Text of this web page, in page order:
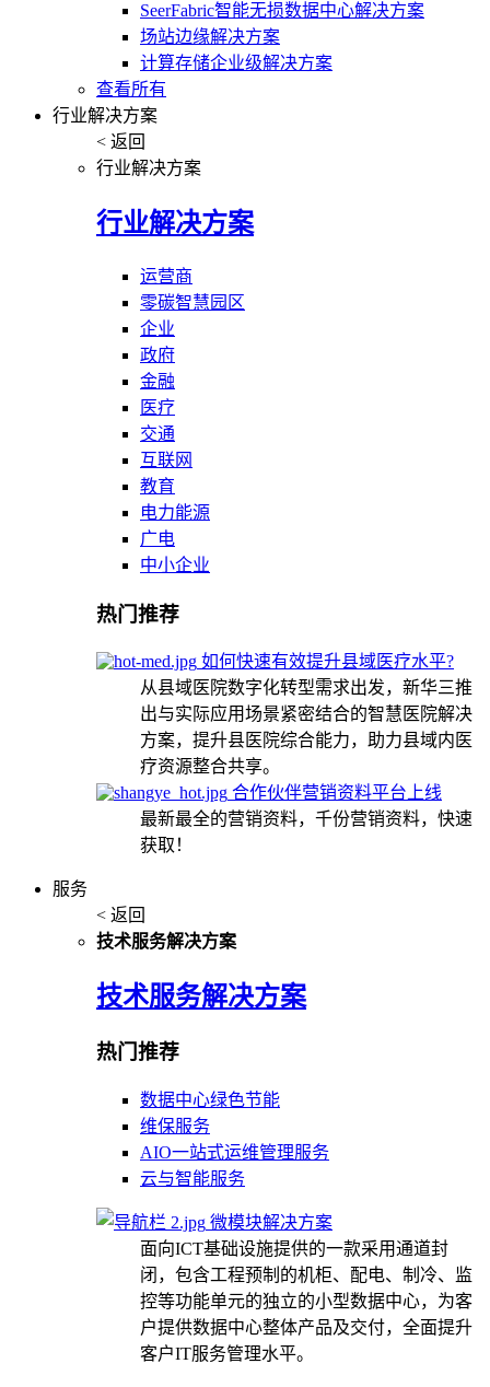
SeerFabric智能无损数据中心解决方案
场站边缘解决方案
计算存储企业级解决方案
查看所有
行业解决方案
< 返回
行业解决方案
行业解决方案
运营商
零碳智慧园区
企业
政府
金融
医疗
交通
互联网
教育
电力能源
广电
中小企业
热门推荐
如何快速有效提升县域医疗水平?
从县域医院数字化转型需求出发，新华三推
出与实际应用场景紧密结合的智慧医院解决
方案，提升县医院综合能力，助力县域内医
疗资源整合共享。
合作伙伴营销资料平台上线
最新最全的营销资料，千份营销资料，快速
获取！
服务
< 返回
技术服务解决方案
技术服务解决方案
热门推荐
数据中心绿色节能
维保服务
AIO一站式运维管理服务
云与智能服务
微模块解决方案
面向ICT基础设施提供的一款采用通道封
闭，包含工程预制的机柜、配电、制冷、监
控等功能单元的独立的小型数据中心，为客
户提供数据中心整体产品及交付，全面提升
客户IT服务管理水平。